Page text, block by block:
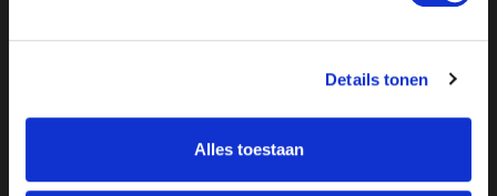
Details tonen
Alles toestaan